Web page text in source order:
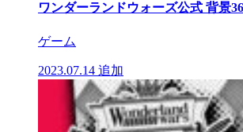
ワンダーランドウォーズ公式 背景36
ゲーム
2023.07.14 追加